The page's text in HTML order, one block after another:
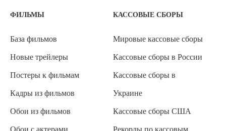
ФИЛЬМЫ
База фильмов
Новые трейлеры
Постеры к фильмам
Кадры из фильмов
Обои из фильмов
Обои с актерами
КАССОВЫЕ СБОРЫ
Мировые кассовые сборы
Кассовые сборы в России
Кассовые сборы в
Украине
Кассовые сборы США
Рекорды по кассовым